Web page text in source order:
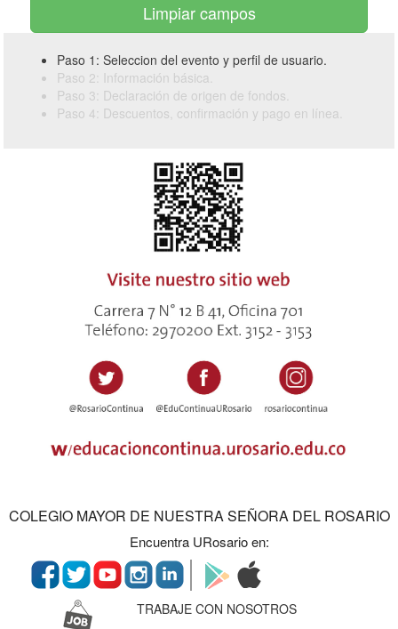
Limpiar campos
Paso 1: Seleccion del evento y perfil de usuario.
Paso 2: Información básica.
Paso 3: Declaración de origen de fondos.
Paso 4: Descuentos, confirmación y pago en línea.
COLEGIO MAYOR DE NUESTRA SEÑORA DEL ROSARIO
Encuentra URosario en:
TRABAJE CON NOSOTROS